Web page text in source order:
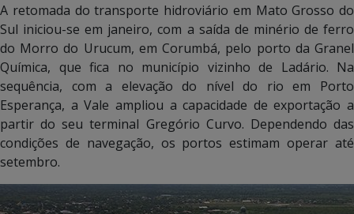
A retomada do transporte hidroviário em Mato Grosso do
Sul iniciou-se em janeiro, com a saída de minério de ferro
do Morro do Urucum, em Corumbá, pelo porto da Granel
Química, que fica no município vizinho de Ladário. Na
sequência, com a elevação do nível do rio em Porto
Esperança, a Vale ampliou a capacidade de exportação a
partir do seu terminal Gregório Curvo. Dependendo das
condições de navegação, os portos estimam operar até
setembro.